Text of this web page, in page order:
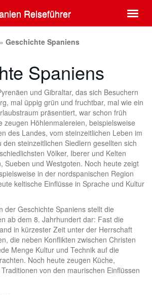
Reiseführer
» Geschichte Spaniens
Spaniens
und Gibraltar, das sich Besuchern
mal üppig grün und fruchtbar, mal wie ein
präsentiert, war schon früh
zeugen Höhlenmalereien, beispielsweise
des Landes, vom steinzeitlichen Leben im
den steinzeitlichen Siedlern gesellten sich
Völker, Iberer und Kelten
Sueben und Westgoten. Noch heute zeigt
in der nordspanischen Region
keltische Einflüsse in Sprache und Kultur
der Geschichte Spaniens stellt die
ab dem 8. Jahrhundert dar: Fast die
in kürzester Zeit unter der Herrschaft
die neben Konflikten zwischen Christen
Menge Kultur und Technik auf die
Noch heute zeugen Küche,
von den maurischen Einflüssen